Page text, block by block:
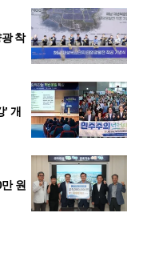
착
개
원